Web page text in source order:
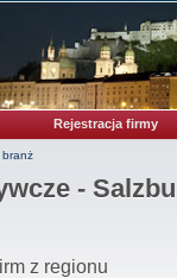
Rejestracja firmy
branż
-
z regionu